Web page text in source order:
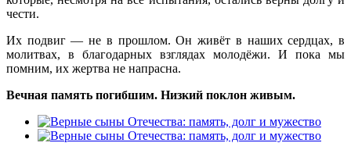
чести.
Их подвиг — не в прошлом. Он живёт в наших сердцах, в
молитвах, в благодарных взглядах молодёжи. И пока мы
помним, их жертва не напрасна.
Вечная память погибшим. Низкий поклон живым.